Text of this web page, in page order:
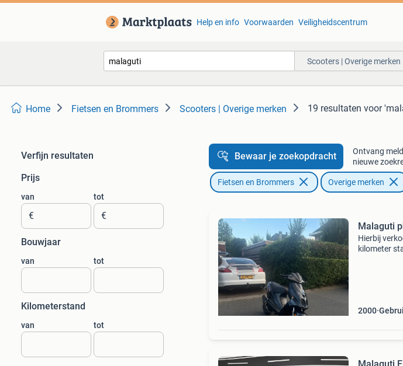
Help en info Voorwaarden Veiligheidscentrum
Scooters | Overige merken
Home Fietsen en Brommers Scooters | Overige merken 19 resultaten voor
Verfijn resultaten
Prijs
van
€
tot
€
Bouwjaar
van tot
Kilometerstand
van tot
Bewaar je zoekopdracht
Ontvang
nieuwe
Fietsen en Brommers Overige merken
Malaguti
Hierbij
kilometer
2000